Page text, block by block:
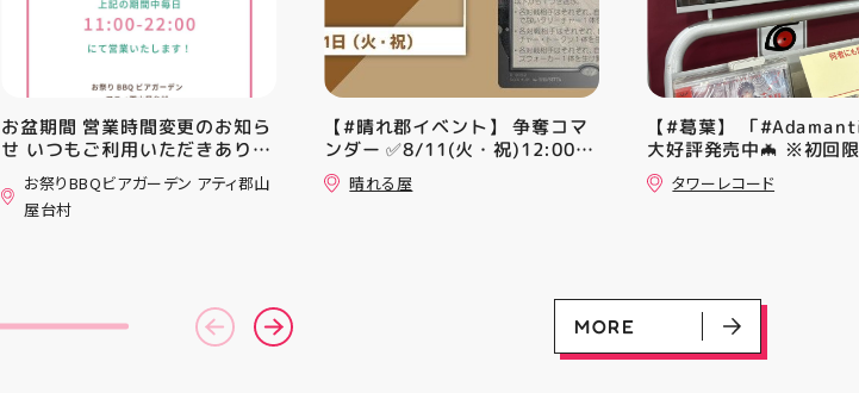
お盆期間 営業時間変更のお知ら
せ いつもご利用いただきありが
とうございます！ 8月12日
(水)〜8月16日(日) は、 営業時
間を変更して営業いたします
事やご友人との集まり、夏休み
のお出かけにもぴったり！ 屋台
グルメとBBQを一緒に楽しめる
お祭りBBQビアガーデン アティ郡山
屋台村
【#晴れ郡イベント】 争奪コマ
ンダー ✅8/11(火・祝)12:00~
⚔️イベント構成⚔️ スイスドロー
+決勝ラウンド 🏆賞品一覧🏆
晴れる屋
【#葛葉】 「
大好評発売中🦇 ※初回
A、Bは店頭分在庫切れ
す🙇‍♀️ 発売を記念したコ
▼お取置きはこちらから
タワーレコード
MORE